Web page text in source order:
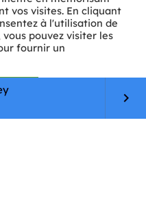
keyboard_arrow_right
vos visites. En cliquant
à l'utilisation de
vous pouvez visiter les
fournir un